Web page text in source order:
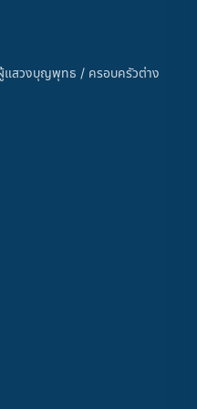
แสวงบุญพุทธ / ครอบครัวต่าง